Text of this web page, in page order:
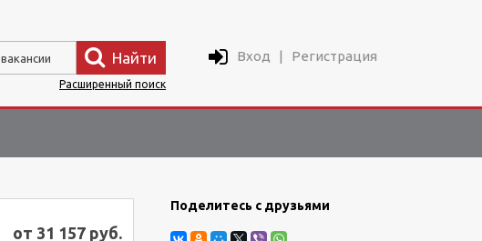
вакансии Найти Вход | Регистрация
Расширенный поиск
от 31 157 руб.
Поделитесь с друзьями